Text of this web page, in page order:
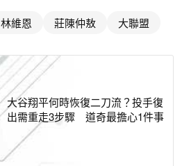
林維恩 莊陳仲敖 大聯盟
大谷翔平何時恢復二刀流？投手復
出需重走3步驟 道奇最擔心1件事